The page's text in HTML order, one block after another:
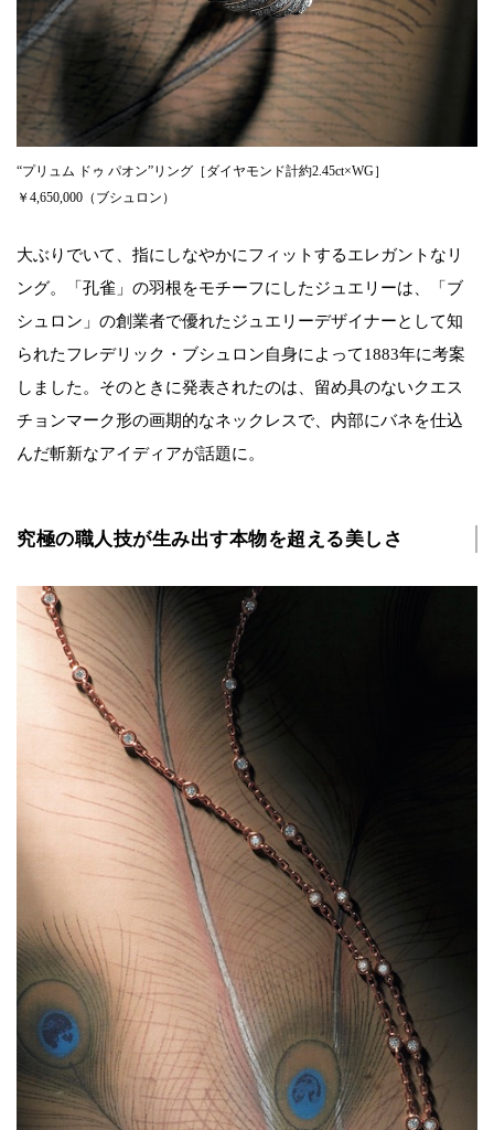
“プリュム ドゥ パオン”リング［ダイヤモンド計約2.45ct×WG］
￥4,650,000（ブシュロン）
大ぶりでいて、指にしなやかにフィットするエレガントなリ
ング。「孔雀」の羽根をモチーフにしたジュエリーは、「ブ
シュロン」の創業者で優れたジュエリーデザイナーとして知
られたフレデリック・ブシュロン自身によって1883年に考案
しました。そのときに発表されたのは、留め具のないクエス
チョンマーク形の画期的なネックレスで、内部にバネを仕込
んだ斬新なアイディアが話題に。
究極の職人技が生み出す本物を超える美しさ